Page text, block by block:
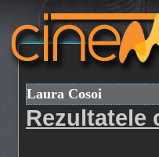
Laura Cosoi
Rezultatele